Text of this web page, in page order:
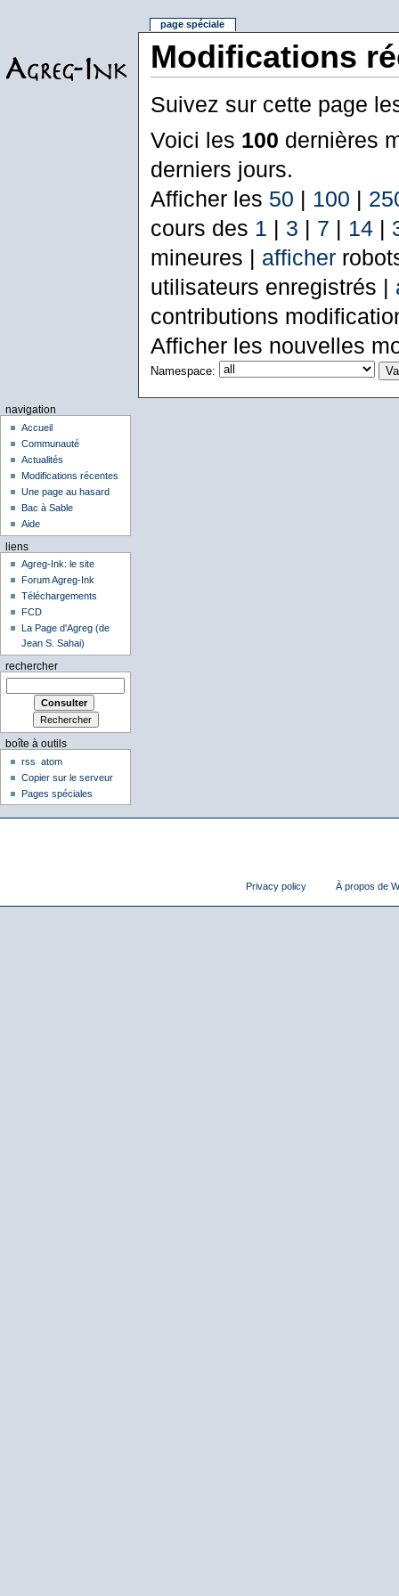
Modifications
Suivez sur cette page
Voici les 100 dernières
derniers jours.
Afficher les 50 | 100 |
cours des 1 | 3 | 7 | 14|
mineures | afficher
utilisateurs enregistrés |
contributions
Afficher les nouvelles
Namespace:
page spéciale
navigation
Accueil
Communauté
Actualités
Modifications récentes
Une page au hasard
Bac à Sable
Aide
liens
Agreg-Ink: le site
Forum Agreg-Ink
Téléchargements
FCD
La Page d'Agreg (de
Jean S. Sahai)
rechercher
boîte à outils
rss
atom
Copier sur le serveur
Pages spéciales
Privacy policy À propos de